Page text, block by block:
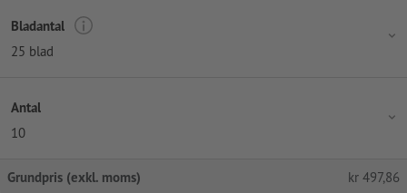
Bladantal
25 blad
Antal
10
Grundpris (exkl. moms) kr 497,86